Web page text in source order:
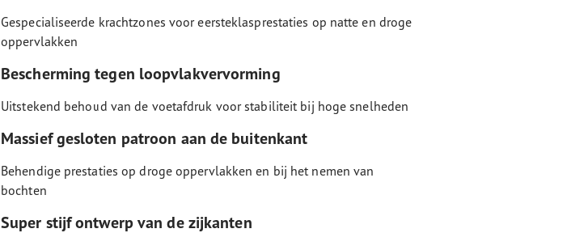
Gespecialiseerde krachtzones voor eersteklasprestaties op natte en droge
oppervlakken
Bescherming tegen loopvlakvervorming
Uitstekend behoud van de voetafdruk voor stabiliteit bij hoge snelheden
Massief gesloten patroon aan de buitenkant
Behendige prestaties op droge oppervlakken en bij het nemen van
bochten
Super stijf ontwerp van de zijkanten